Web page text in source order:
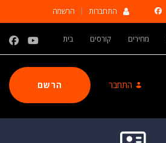
התחברות הרשמה
בית קורסים מחירים
התחבר הרשם